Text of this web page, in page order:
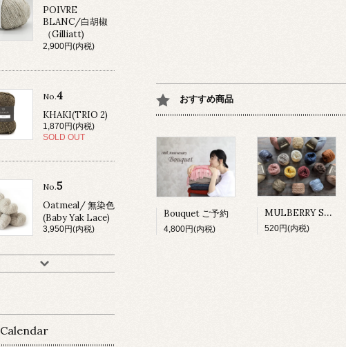
おすすめ商品
Bouquet ご予約
4,800円(内税)
MULBERRY SILK 試し編み
520円(内税)
POIVRE
BLANC/白胡椒
（Gilliatt)
2,900円(内税)
No.4
KHAKI(TRIO 2)
1,870円(内税)
SOLD OUT
No.5
Oatmeal/ 無染色
(Baby Yak Lace)
3,950円(内税)
Calendar